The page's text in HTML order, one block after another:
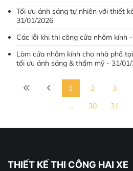
Tối ưu ánh sáng tự nhiên với thiết
31/01/2026
Các lỗi khi thi công cửa nhôm kính
Làm cửa nhôm kính cho nhà phố
tối ưu ánh sáng & thẩm mỹ - 31/
1 2 3
...
30 31
THIẾT KẾ THI CÔNG HAI XE